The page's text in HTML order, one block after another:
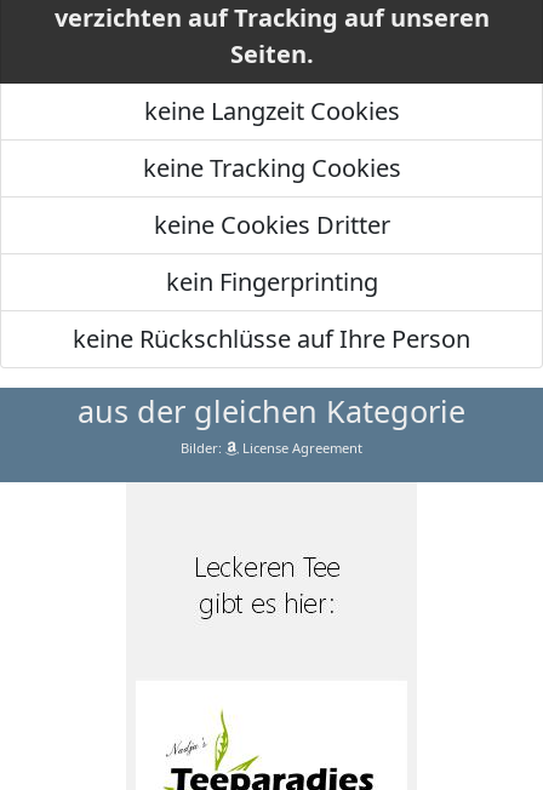
verzichten auf Tracking auf unseren
Seiten.
keine Langzeit Cookies
keine Tracking Cookies
keine Cookies Dritter
kein Fingerprinting
keine Rückschlüsse auf Ihre Person
aus der gleichen Kategorie
Bilder: License Agreement